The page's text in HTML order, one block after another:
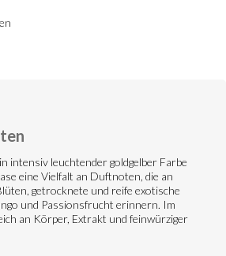
intensiv leuchtender goldgelber Farbe
eine Vielfalt an Duftnoten, die an
getrocknete und reife exotische
und Passionsfrucht erinnern. Im
an Körper, Extrakt und feinwürziger